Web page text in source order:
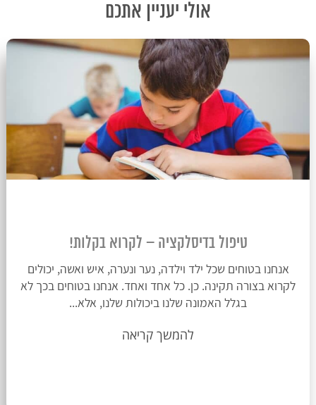
אולי יעניין אתכם
טיפול בדיסלקציה – לקרוא בקלות!
אנחנו בטוחים שכל ילד וילדה, נער ונערה, איש ואשה, יכולים
לקרוא בצורה תקינה. כן. כל אחד ואחד. אנחנו בטוחים בכך לא
בגלל האמונה שלנו ביכולות שלנו, אלא...
להמשך קריאה